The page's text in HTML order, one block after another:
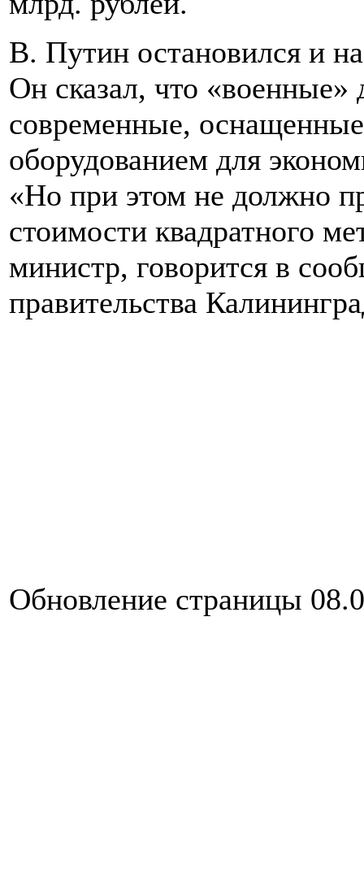
В. Путин остановился и
Он сказал, что
современные,
оборудованием для
«Но при этом не должно
стоимости квадратного
министр, говорится в
правительства
Обновление страницы